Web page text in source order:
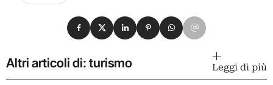
Condividi su Facebook
Condividi su X
Condividi su LinkedIn
Condividi su Pinterest
Condividi su WhatsApp
Condividi su Email
Altri articoli di: turismo Leggi di più